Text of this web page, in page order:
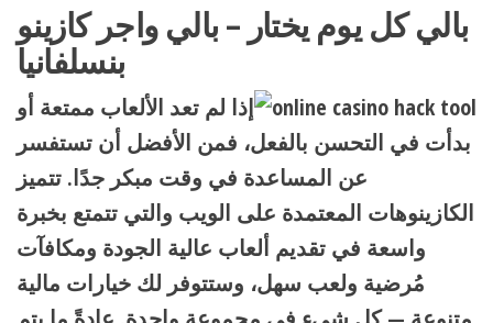
بالي كل يوم يختار – بالي واجر كازينو
بنسلفانيا
إذا لم تعد الألعاب ممتعة أو
بدأت في التحسن بالفعل، فمن الأفضل أن تستفسر
عن المساعدة في وقت مبكر جدًا. تتميز
الكازينوهات المعتمدة على الويب والتي تتمتع بخبرة
واسعة في تقديم ألعاب عالية الجودة ومكافآت
مُرضية ولعب سهل، وستتوفر لك خيارات مالية